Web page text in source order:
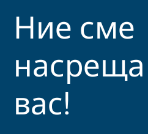
Ние сме
насреща
вас!